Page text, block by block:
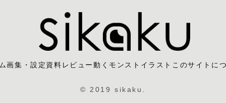
画集・設定資料レビュー動くモンストイラスト このサイトに
© 2019 sikaku.